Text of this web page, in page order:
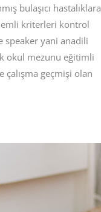
bulaşıcı hastalıklara
kriterleri kontrol
speaker yani anadili
okul mezunu eğitimli
geçmişi olan